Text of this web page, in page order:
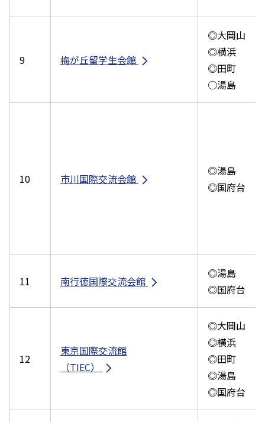
9 梅が丘留学生会館
◎大岡山
◎横浜
◎田町
○湯島
10 市川国際交流会館
◎湯島
◎国府台
11 南行徳国際交流会館
◎湯島
◎国府台
12
東京国際交流館
（TIEC）
◎大岡山
◎横浜
◎田町
◎湯島
◎国府台